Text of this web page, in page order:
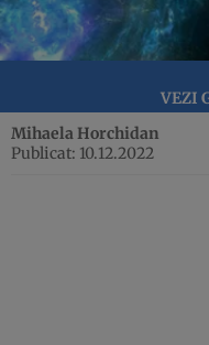
VEZI
Mihaela Horchidan
Publicat: 10.12.2022